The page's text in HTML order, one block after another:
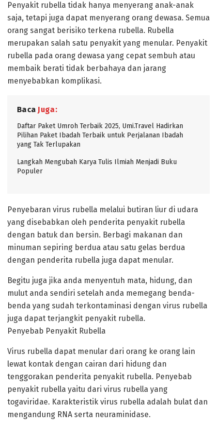
Penyakit rubella tidak hanya menyerang anak-anak
saja, tetapi juga dapat menyerang orang dewasa. Semua
orang sangat berisiko terkena rubella. Rubella
merupakan salah satu penyakit yang menular. Penyakit
rubella pada orang dewasa yang cepat sembuh atau
membaik berati tidak berbahaya dan jarang
menyebabkan komplikasi.
Baca Juga:
Daftar Paket Umroh Terbaik 2025, Umi.Travel Hadirkan
Pilihan Paket Ibadah Terbaik untuk Perjalanan Ibadah
yang Tak Terlupakan
Langkah Mengubah Karya Tulis Ilmiah Menjadi Buku
Populer
Penyebaran virus rubella melalui butiran liur di udara
yang disebabkan oleh penderita penyakit rubella
dengan batuk dan bersin. Berbagi makanan dan
minuman sepiring berdua atau satu gelas berdua
dengan penderita rubella juga dapat menular.
Begitu juga jika anda menyentuh mata, hidung, dan
mulut anda sendiri setelah anda memegang benda-
benda yang sudah terkontaminasi dengan virus rubella
juga dapat terjangkit penyakit rubella.
Penyebab Penyakit Rubella
Virus rubella dapat menular dari orang ke orang lain
lewat kontak dengan cairan dari hidung dan
tenggorakan penderita penyakit rubella. Penyebab
penyakit rubella yaitu dari virus rubella yang
togaviridae. Karakteristik virus rubella adalah bulat dan
mengandung RNA serta neuraminidase.